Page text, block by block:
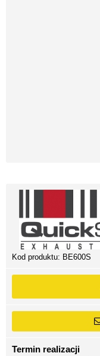
Kod produktu: BE600S
Termin realizacji